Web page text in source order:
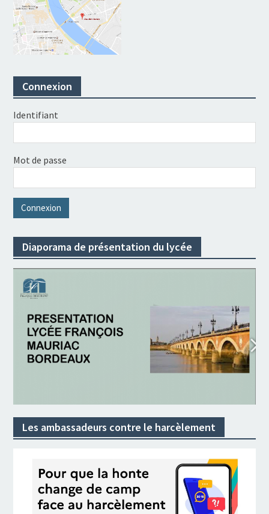
Connexion
Identifiant
Mot de passe
Diaporama de présentation du lycée
Les ambassadeurs contre le harcèlement